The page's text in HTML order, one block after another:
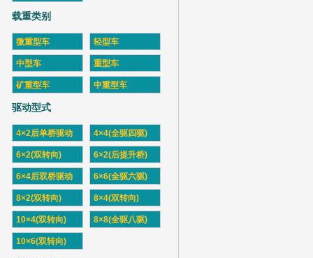
载重类别
微重型车 轻型车
中型车 重型车
矿重型车 中重型车
驱动型式
4×2后单桥驱动 4×4(全驱四驱)
6×2(双转向) 6×2(后提升桥)
6×4后双桥驱动 6×6(全驱六驱)
8×2(双转向) 8×4(双转向)
10×4(双转向) 8×8(全驱八驱)
10×6(双转向)